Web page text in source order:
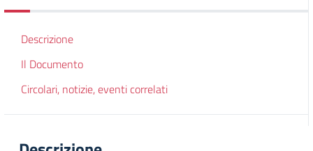
Descrizione
Il Documento
Circolari, notizie, eventi correlati